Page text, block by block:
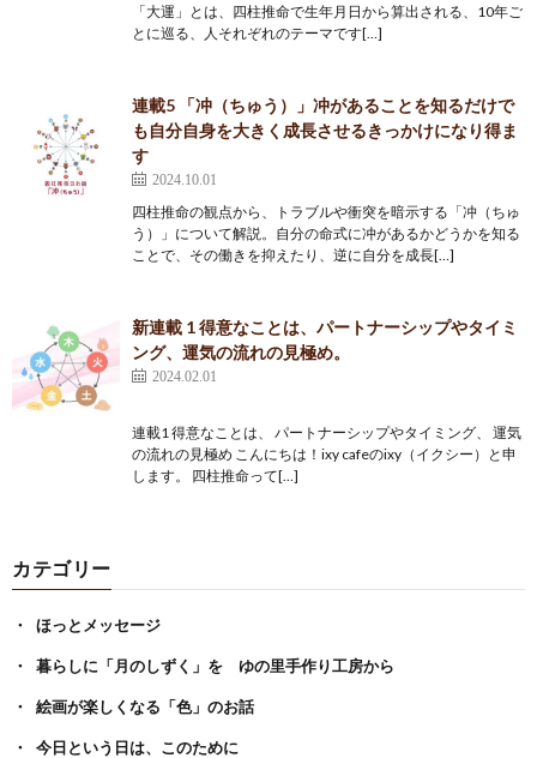
「大運」とは、四柱推命で生年月日から算出される、10年ご
とに巡る、人それぞれのテーマです[…]
連載5 「冲（ちゅう）」冲があることを知るだけで
も自分自身を大きく成長させるきっかけになり得ま
す
2024.10.01
四柱推命の観点から、トラブルや衝突を暗示する「冲（ちゅ
う）」について解説。自分の命式に冲があるかどうかを知る
ことで、その働きを抑えたり、逆に自分を成長[…]
新連載 1 得意なことは、パートナーシップやタイミ
ング、運気の流れの見極め。
2024.02.01
連載1 得意なことは、 パートナーシップやタイミング、 運気
の流れの見極め こんにちは！ixy cafeのixy（イクシー）と申
します。 四柱推命って[…]
カテゴリー
ほっとメッセージ
暮らしに「月のしずく」を ゆの里手作り工房から
絵画が楽しくなる「色」のお話
今日という日は、このために